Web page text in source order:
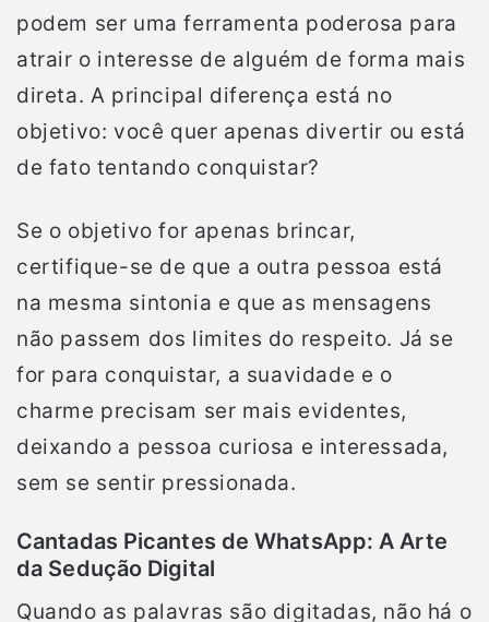
podem ser uma ferramenta poderosa para
atrair o interesse de alguém de forma mais
direta. A principal diferença está no
objetivo: você quer apenas divertir ou está
de fato tentando conquistar?
Se o objetivo for apenas brincar,
certifique-se de que a outra pessoa está
na mesma sintonia e que as mensagens
não passem dos limites do respeito. Já se
for para conquistar, a suavidade e o
charme precisam ser mais evidentes,
deixando a pessoa curiosa e interessada,
sem se sentir pressionada.
Cantadas Picantes de WhatsApp: A Arte
da Sedução Digital
Quando as palavras são digitadas, não há o